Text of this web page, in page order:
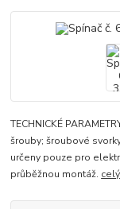
TECHNICKÉ
šrouby; šroubové
určeny pouze pro
průběžnou montáž.